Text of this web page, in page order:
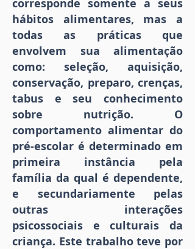
corresponde somente a seus
hábitos alimentares, mas a
todas as práticas que
envolvem sua alimentação
como: seleção, aquisição,
conservação, preparo, crenças,
tabus e seu conhecimento
sobre nutrição. O
comportamento alimentar do
pré-escolar é determinado em
primeira instância pela
família da qual é dependente,
e secundariamente pelas
outras interações
psicossociais e culturais da
criança. Este trabalho teve por